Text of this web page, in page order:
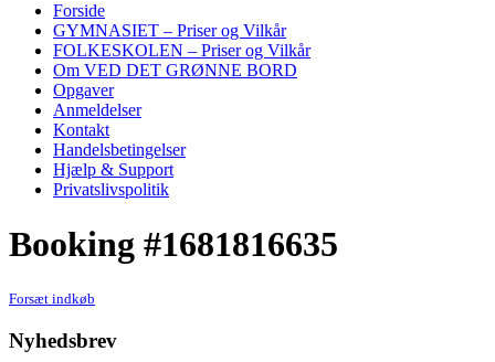
Forside
GYMNASIET – Priser og Vilkår
FOLKESKOLEN – Priser og Vilkår
Om VED DET GRØNNE BORD
Opgaver
Anmeldelser
Kontakt
Handelsbetingelser
Hjælp & Support
Privatslivspolitik
Booking #1681816635
Forsæt indkøb
Nyhedsbrev